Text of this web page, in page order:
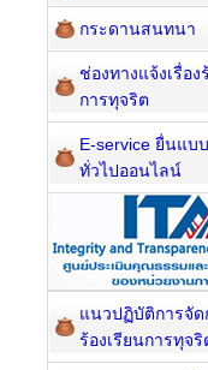
กระดานสนทนา
ช่องทางแจ้งเรื่อง
การทุจริต
E-service ยื่นแบ
ทั่วไปออนไลน์
แนวปฏิบัติการจัด
ร้องเรียนการทุจริ